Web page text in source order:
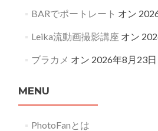
BARでポートレート オン
Leika流動画撮影講座 オン
ブラカメ オン 2026年8月23日
MENU
PhotoFanとは